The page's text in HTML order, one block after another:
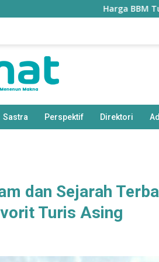
Harga BBM Turun Mulai
Sastra Perspektif Direktori
dan Sejarah
Turis Asing